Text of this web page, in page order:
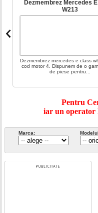
Dezmembrez Mercedes
W213
Dezmembrez mercedes e class
cod motor 4. Dispunem de o
de piese pentru...
Pentru
iar un operator
Marca: